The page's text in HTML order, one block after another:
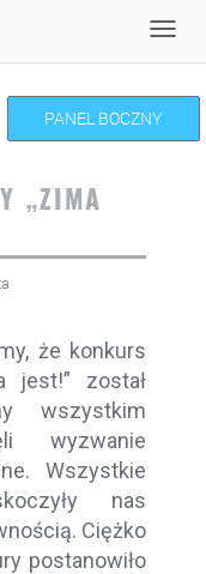
PANEL BOCZNY
„ZIMA
że konkurs
jest!” został
wszystkim
wyzwanie
Wszystkie
nas
Ciężko
postanowiło